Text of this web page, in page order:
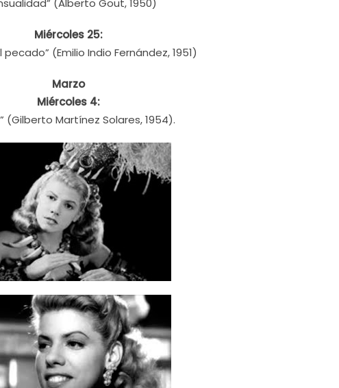
(Alberto Gout, 1950)
Miércoles 25:
(Emilio Indio Fernández, 1951)
Marzo
Miércoles 4:
(Gilberto Martínez Solares, 1954).